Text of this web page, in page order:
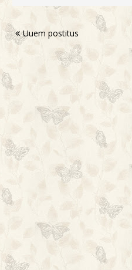
Uuem postitus